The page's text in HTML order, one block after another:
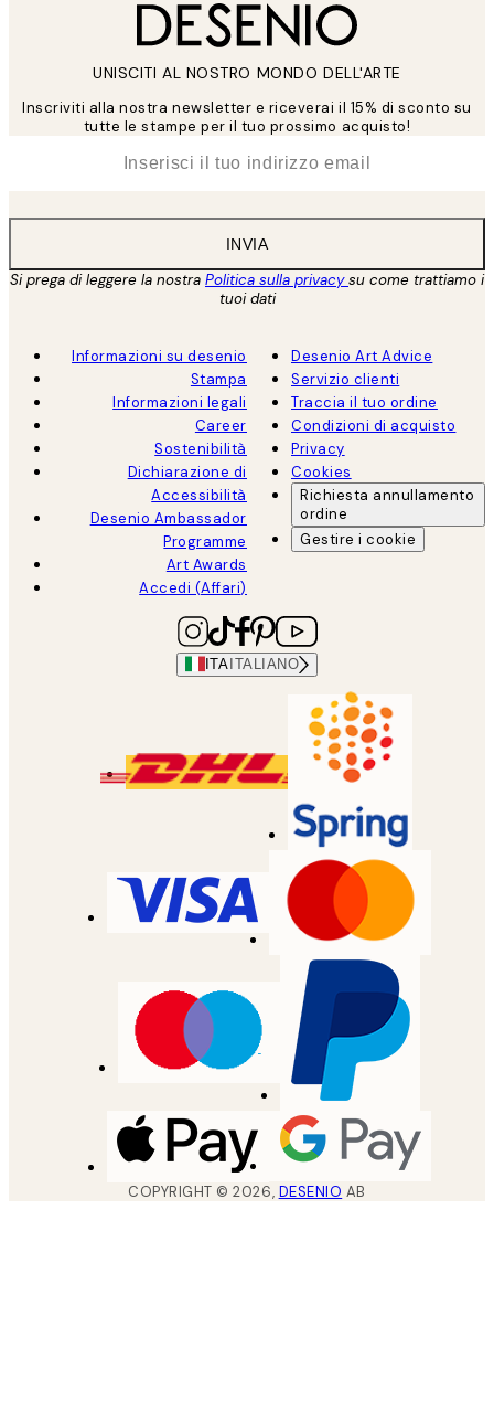
UNISCITI AL NOSTRO MONDO DELL'ARTE
Inscriviti alla nostra newsletter e riceverai il 15% di sconto su
tutte le stampe per il tuo prossimo acquisto!
INVIA
Si prega di leggere la nostra Politica sulla privacysu come trattiamo i
tuoi dati
Informazioni su desenio
Stampa
Informazioni legali
Career
Sostenibilità
Dichiarazione di
Accessibilità
Desenio Ambassador
Programme
Art Awards
Accedi (Affari)
Desenio Art Advice
Servizio clienti
Traccia il tuo ordine
Condizioni di acquisto
Privacy
Cookies
Richiesta annullamento
ordine
Gestire i cookie
ITA ITALIANO
COPYRIGHT ©2026, DESENIO AB